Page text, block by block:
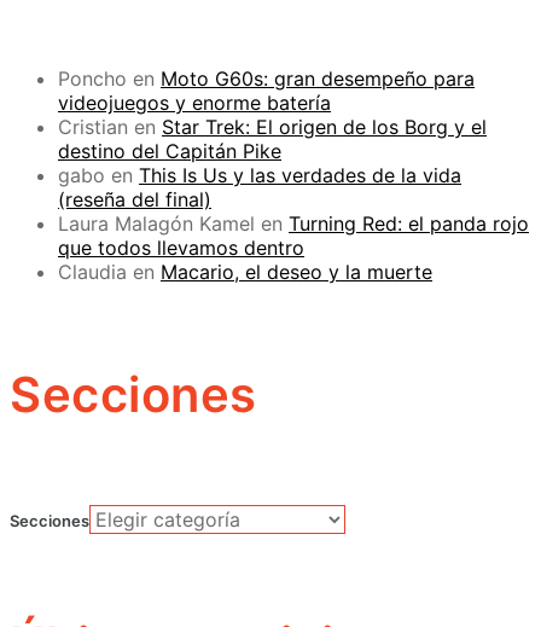
Poncho en Moto G60s: gran desempeño para
videojuegos y enorme batería
Cristian en Star Trek: El origen de los Borg y el
destino del Capitán Pike
gabo en This Is Us y las verdades de la vida
(reseña del final)
Laura Malagón Kamel en Turning Red: el panda rojo
que todos llevamos dentro
Claudia en Macario, el deseo y la muerte
Secciones
Secciones